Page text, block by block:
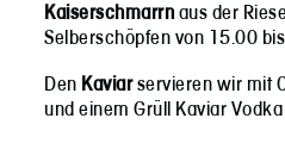
Kaiserschmarrn aus der
Selberschöpfen von 15.00
Den Kaviarservieren wir mit
und einem Grüll Kaviar